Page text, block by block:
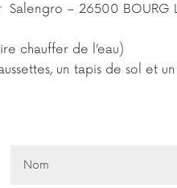
– 26500 BOURG
chauffer de l’eau)
un tapis de sol et